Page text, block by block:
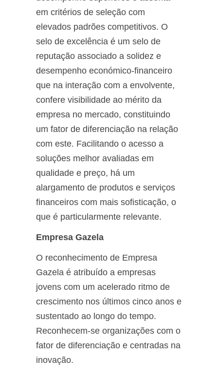
em critérios de seleção com
elevados padrões competitivos. O
selo de excelência é um selo de
reputação associado a solidez e
desempenho económico-financeiro
que na interação com a envolvente,
confere visibilidade ao mérito da
empresa no mercado, constituindo
um fator de diferenciação na relação
com este. Facilitando o acesso a
soluções melhor avaliadas em
qualidade e preço, há um
alargamento de produtos e serviços
financeiros com mais sofisticação, o
que é particularmente relevante.
Empresa Gazela
O reconhecimento de Empresa
Gazela é atribuído a empresas
jovens com um acelerado ritmo de
crescimento nos últimos cinco anos e
sustentado ao longo do tempo.
Reconhecem-se organizações com o
fator de diferenciação e centradas na
inovação.